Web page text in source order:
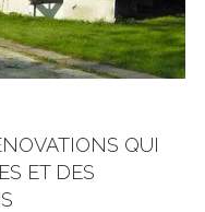
QUI
ET DES